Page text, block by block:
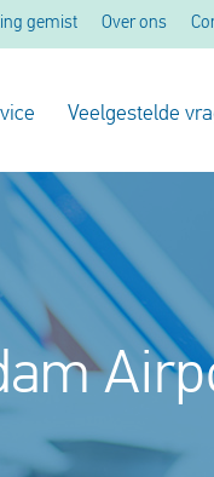
gemist Over ons
Veelgestelde